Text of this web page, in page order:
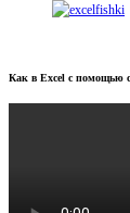
Как в Excel с помощью